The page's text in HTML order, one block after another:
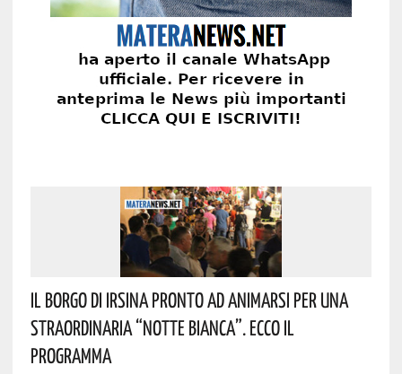
Il Borgo Di Irsina Pronto Ad Animarsi Per Una
Straordinaria “Notte Bianca”. Ecco Il
Programma